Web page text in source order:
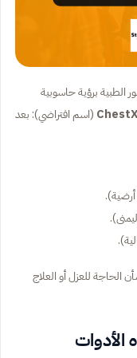
الصور الطبية برؤية حاسوبية
(اسم افتراضي): بعد
الحاجة للعزل أو العلاج
الأدوات